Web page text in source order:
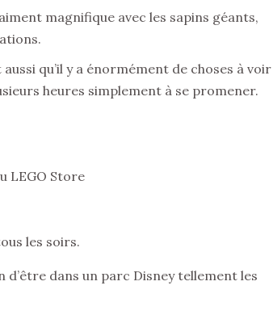
magnifique avec les sapins géants,
qu’il y a énormément de choses à voir
heures simplement à se promener.
LEGO Store
les soirs.
dans un parc Disney tellement les